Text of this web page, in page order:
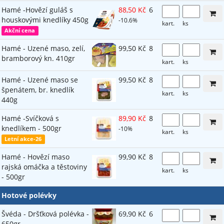
Hamé -Hovězí guláš s
houskovými knedlíky 450g
Akční cena
88,50 Kč
-10.6%
6
kart. ks
Hamé - Uzené maso, zelí,
bramborový kn. 410gr
99,50 Kč 8
kart. ks
Hamé - Uzené maso se
špenátem, br. knedlík
440g
99,50 Kč 8
kart. ks
Hamé -Svíčková s
knedlíkem - 500gr
Letní akce-26
89,90 Kč
-10%
8
kart. ks
Hamé - Hovězí maso
rajská omáčka a těstoviny
- 500gr
99,90 Kč 8
kart. ks
Hotové polévky
Švéda - Dršťková polévka -
69,90 Kč 6